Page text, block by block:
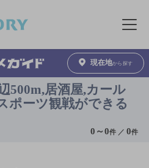
メニュ
現在地から探す
500m,居酒屋,カール
ポーツ観戦ができる
0 ～0件 ／0件